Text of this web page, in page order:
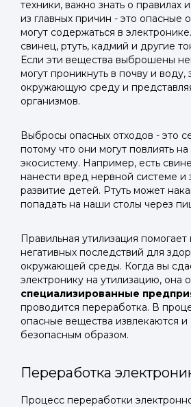
техники, важно знать о правилах
из главных причин - это опасные
могут содержаться в
свинец, ртуть, кадмий и другие
Если эти вещества выброшены
могут проникнуть в почву и воду,
окружающую среду и
организмов.
Выбросы опасных отходов - это
потому что они могут повлиять
экосистему. Например, есть
нанести вред нервной системе и
развитие детей. Ртуть может
попадать на наши столы через
Правильная утилизация помогает
негативных последствий для
окружающей среды. Когда вы
электронику на утилизацию, она
специализированные
проводится переработка. В
опасные вещества извлекаются
безопасным образом.
Переработка
Процесс переработки